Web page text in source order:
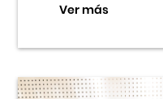
Ver más